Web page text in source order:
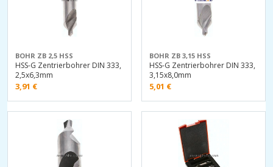
BOHR ZB 2,5 HSS
HSS-G Zentrierbohrer DIN 333,
2,5x6,3mm
3,91 €
BOHR ZB 3,15 HSS
HSS-G Zentrierbohrer DIN 333,
3,15x8,0mm
5,01 €